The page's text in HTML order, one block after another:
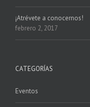
¡Atrévete a conocernos!
febrero 2, 2017
CATEGORÍAS
Eventos